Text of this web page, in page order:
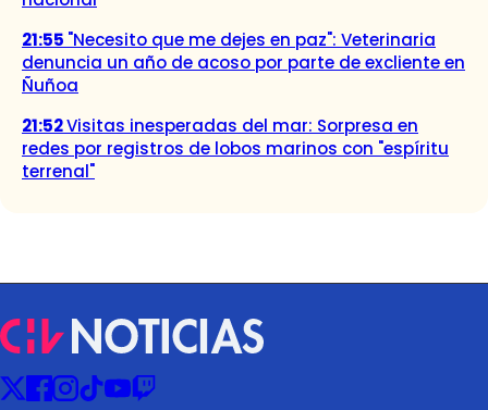
21:55 "Necesito que me dejes en paz": Veterinaria
denuncia un año de acoso por parte de excliente en
Ñuñoa
21:52Visitas inesperadas del mar: Sorpresa en
redes por registros de lobos marinos con "espíritu
terrenal"